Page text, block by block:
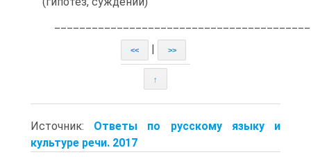
<< >>
↑
Источник: Ответы по русскому языку и
культуре речи. 2017